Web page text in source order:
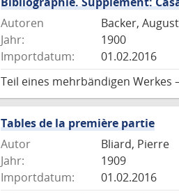
Autoren
Backer,
Jahr:
1900
Importdatum:
01.02.2016
Teil eines mehrbändigen Werkes
Tables de la première partie
Autor
Bliard, Pierre
Jahr:
1909
Importdatum:
01.02.2016